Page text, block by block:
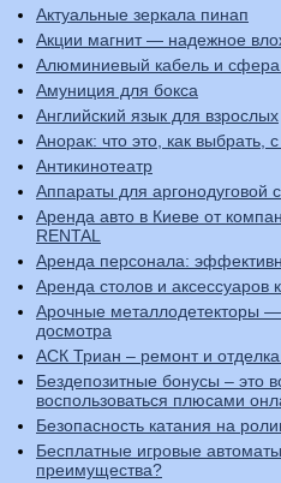
Актуальные зеркала пинап
Акции магнит — надежное
Алюминиевый кабель и сфера
Амуниция для бокса
Английский язык для взрослых
Анорак: что это, как выбрать,
Антикинотеатр
Аппараты для аргонодуговой
Аренда авто в Киеве от
RENTAL
Аренда персонала:
Аренда столов и аксессуаров
Арочные металлодетекторы —
досмотра
АСК Триан – ремонт и отделка
Бездепозитные бонусы – это
воспользоваться плюсами
Безопасность катания на
Бесплатные игровые
преимущества?